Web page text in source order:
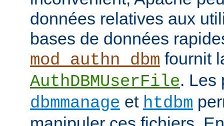
données relatives aux
bases de données
mod_authn_dbm fournit
AuthDBMUserFile. Les
dbmmanage et htdbm